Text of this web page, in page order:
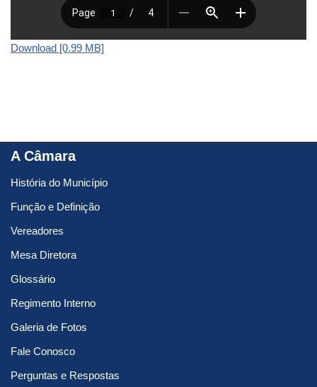
Download [0.99 MB]
A Câmara
História do Município
Função e Definição
Vereadores
Mesa Diretora
Glossário
Regimento Interno
Galeria de Fotos
Fale Conosco
Perguntas e Respostas